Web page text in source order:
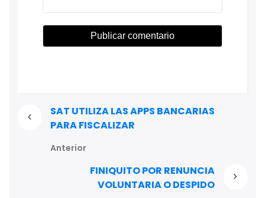
SAT UTILIZA LAS APPS BANCARIAS
PARA FISCALIZAR
Anterior
FINIQUITO POR RENUNCIA
VOLUNTARIA O DESPIDO